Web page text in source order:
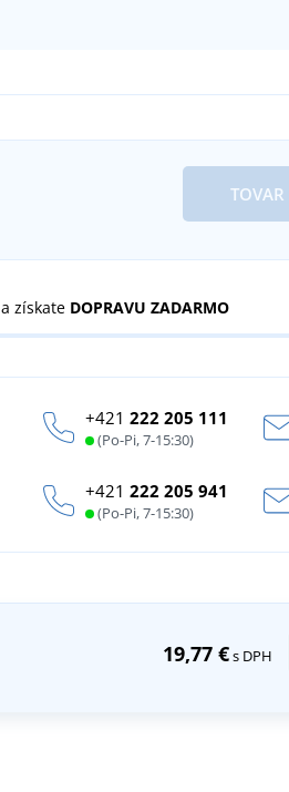
a získate DOPRAVU ZADARMO
+421222 205 111
(Po-Pi, 7-15:30)
+421222 205 941
(Po-Pi, 7-15:30)
19,77 €s DPH